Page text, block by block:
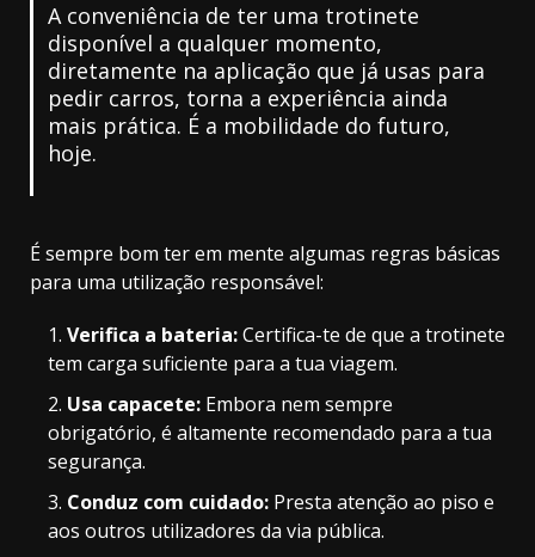
A conveniência de ter uma trotinete
disponível a qualquer momento,
diretamente na aplicação que já usas para
pedir carros, torna a experiência ainda
mais prática. É a mobilidade do futuro,
hoje.
É sempre bom ter em mente algumas regras básicas
para uma utilização responsável:
Verifica a bateria:Certifica-te de que a trotinete
tem carga suficiente para a tua viagem.
Usa capacete: Embora nem sempre
obrigatório, é altamente recomendado para a tua
segurança.
Conduz com cuidado: Presta atenção ao piso e
aos outros utilizadores da via pública.